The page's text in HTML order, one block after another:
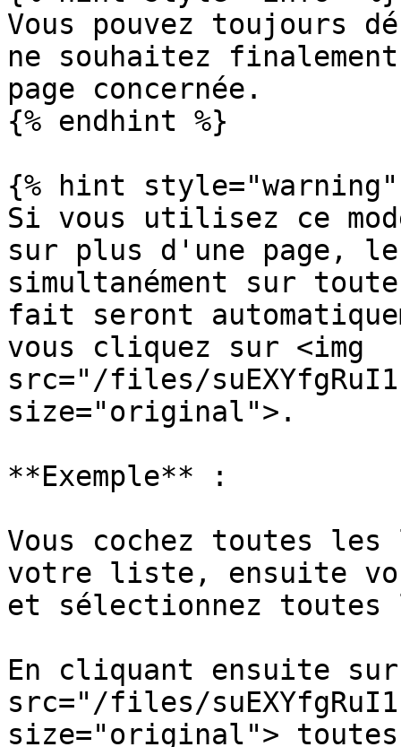
Vous pouvez toujours
ne souhaitez
page concernée.
{% endhint %}
{% hint style="warning"
Si vous utilisez ce
sur plus d'une page,
simultanément sur
fait seront
vous cliquez sur <img
src="/files/
size="original">.
**Exemple** :
Vous cochez toutes
votre liste, ensuite
et sélectionnez
En cliquant ensuite sur
src="/files/
size="original">